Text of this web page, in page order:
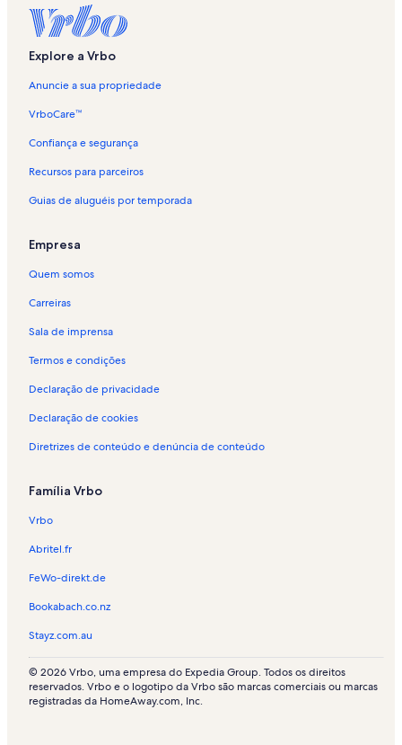
Explore a Vrbo
Anuncie a sua propriedade
VrboCare™
Confiança e segurança
Recursos para parceiros
Guias de aluguéis por temporada
Empresa
Quem somos
Carreiras
Sala de imprensa
Termos e condições
Declaração de privacidade
Declaração de cookies
Diretrizes de conteúdo e denúncia de conteúdo
Família Vrbo
Vrbo
Abritel.fr
FeWo-direkt.de
Bookabach.co.nz
Stayz.com.au
© 2026 Vrbo, uma empresa do Expedia Group. Todos os direitos
reservados. Vrbo e o logotipo da Vrbo são marcas comerciais ou marcas
registradas da HomeAway.com, Inc.